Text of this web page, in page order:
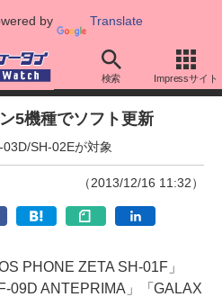
by Translate
検索 Impressサイト
5機種でソフト更新
SH-02Eが対象
（2013/12/16 11:32）
PHONE ZETA SH-01F」
09D ANTEPRIMA」「GALAX